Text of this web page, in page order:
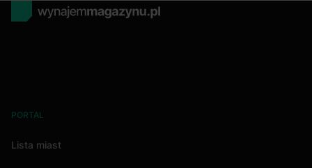
PORTAL
Lista miast